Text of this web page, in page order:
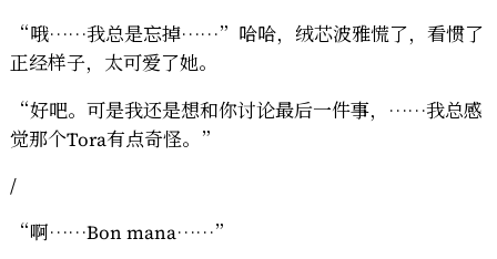
“哦……我总是忘掉……”哈哈，绒芯波雅慌了，看惯了
正经样子，太可爱了她。
“好吧。可是我还是想和你讨论最后一件事，……我总感
觉那个Tora有点奇怪。”
/
“啊……Bon mana……”